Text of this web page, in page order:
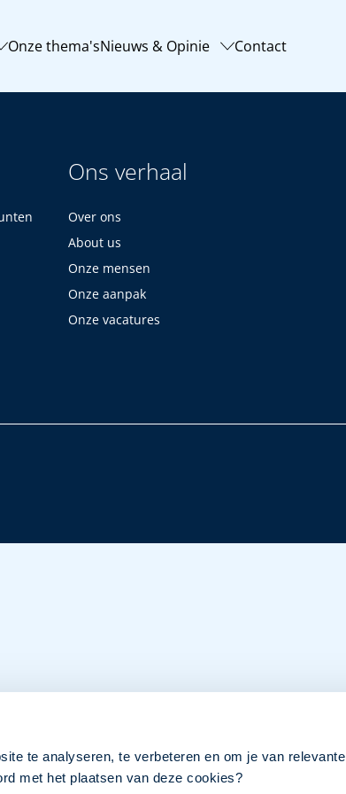
te analyseren, te verbeteren en om je van relevante
met het plaatsen van deze cookies?
Onze thema'sNieuws & Opinie Contact
Ons verhaal
Over ons
About us
Onze mensen
Onze aanpak
Onze vacatures